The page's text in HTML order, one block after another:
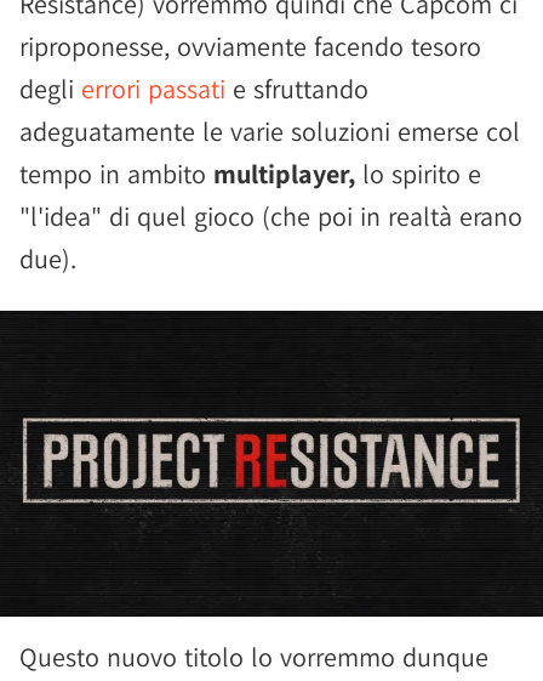
riproponesse, ovviamente facendo tesoro
degli errori passati e sfruttando
adeguatamente le varie soluzioni emerse col
tempo in ambito multiplayer, lo spirito e
"l'idea" di quel gioco (che poi in realtà erano
due).
Questo nuovo titolo lo vorremmo dunque